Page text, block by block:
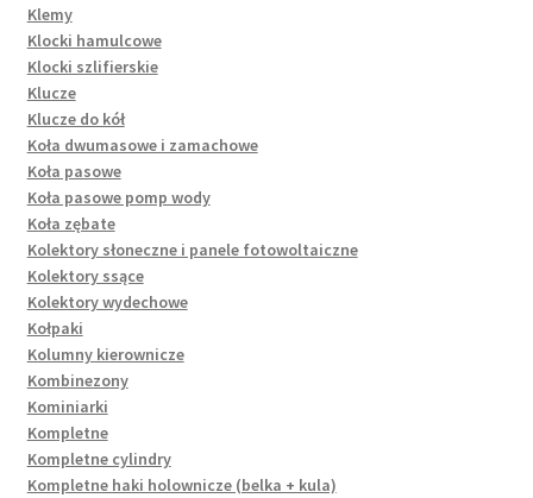
Klemy
Klocki hamulcowe
Klocki szlifierskie
Klucze
Klucze do kół
Koła dwumasowe i zamachowe
Koła pasowe
Koła pasowe pomp wody
Koła zębate
Kolektory słoneczne i panele fotowoltaiczne
Kolektory ssące
Kolektory wydechowe
Kołpaki
Kolumny kierownicze
Kombinezony
Kominiarki
Kompletne
Kompletne cylindry
Kompletne haki holownicze (belka + kula)